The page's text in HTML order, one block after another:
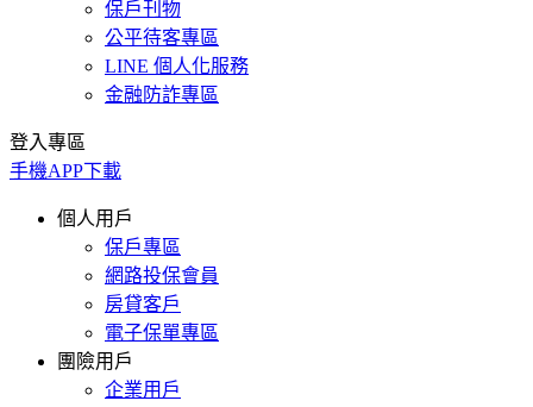
保戶刊物
公平待客專區
LINE 個人化服務
金融防詐專區
登入專區
手機APP下載
個人用戶
保戶專區
網路投保會員
房貸客戶
電子保單專區
團險用戶
企業用戶